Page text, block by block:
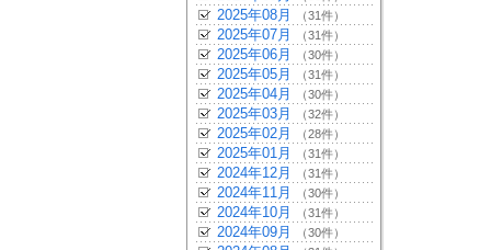
2025年08月 （31件）
2025年07月 （31件）
2025年06月 （30件）
2025年05月 （31件）
2025年04月 （30件）
2025年03月 （32件）
2025年02月 （28件）
2025年01月 （31件）
2024年12月 （31件）
2024年11月 （30件）
2024年10月 （31件）
2024年09月 （30件）